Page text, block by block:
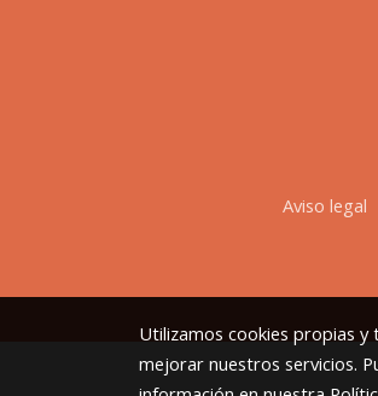
Aviso legal
Utilizamos cookies propias
mejorar nuestros servicios.